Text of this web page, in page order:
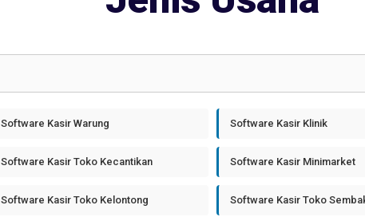
Software Kasir Warung Software Kasir Klinik
Software Kasir Toko Kecantikan Software Kasir Minimarket
Software Kasir Toko Kelontong Software Kasir Toko